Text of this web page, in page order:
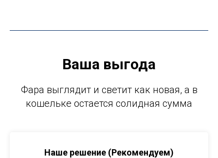
Ваша выгода
Фара выглядит и светит как новая, а в
кошельке остается солидная сумма
Наше решение (Рекомендуем)